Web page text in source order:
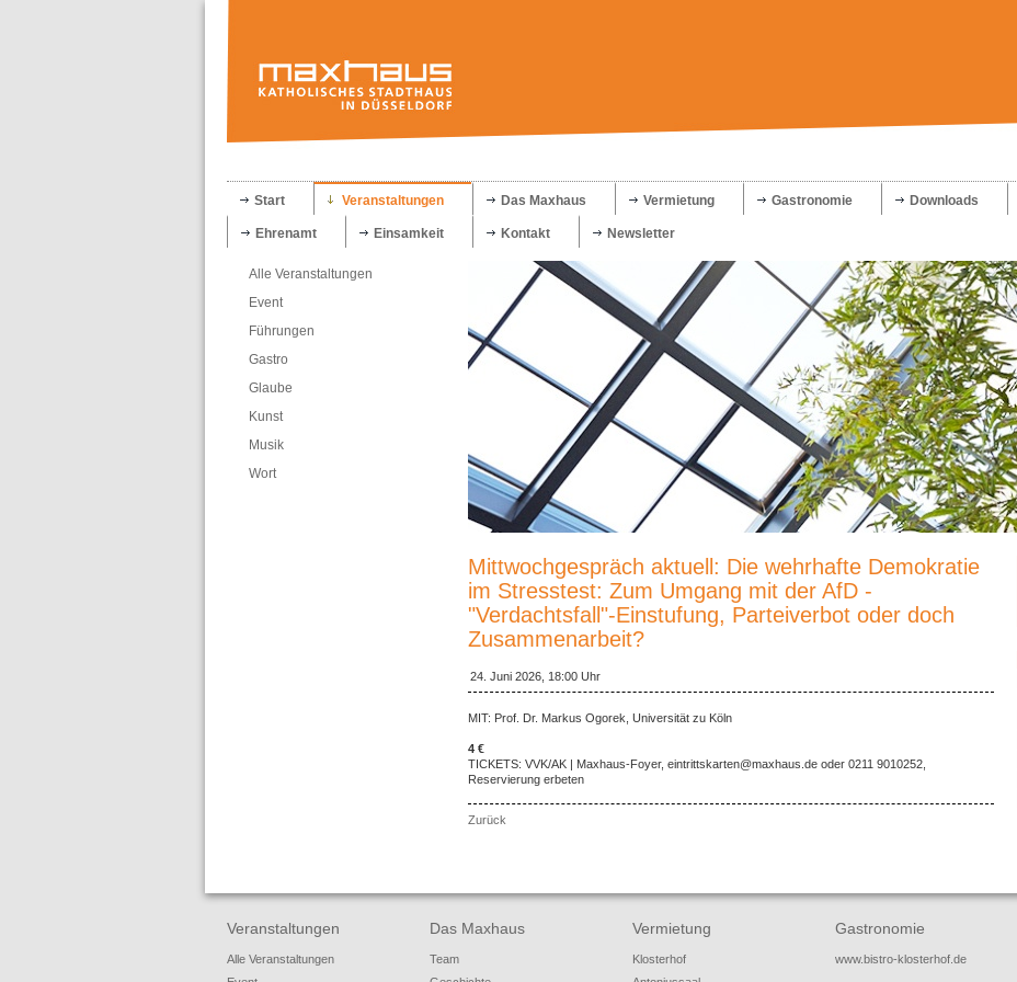
Start Veranstaltungen Das Maxhaus Vermietung Gastronomie Downloads
Ehrenamt Einsamkeit Kontakt Newsletter
Alle Veranstaltungen
Event
Führungen
Gastro
Glaube
Kunst
Musik
Wort
Mittwochgespräch aktuell: Die wehrhafte Demokratie
im Stresstest: Zum Umgang mit der AfD -
"Verdachtsfall"-Einstufung, Parteiverbot oder doch
Zusammenarbeit?
24. Juni 2026, 18:00 Uhr
MIT: Prof. Dr. Markus Ogorek, Universität zu Köln
4 €
TICKETS: VVK/AK | Maxhaus-Foyer, eintrittskarten@maxhaus.de oder 0211 9010252,
Reservierung erbeten
Zurück
Veranstaltungen
Alle Veranstaltungen
Das Maxhaus
Team
Vermietung
Klosterhof
Gastronomie
www.bistro-klosterhof.de